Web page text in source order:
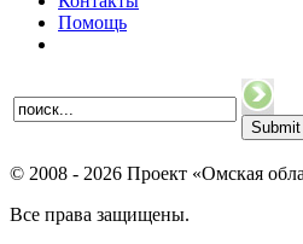
Помощь
© 2008 - 2026 Проект «Омская
Все права защищены.